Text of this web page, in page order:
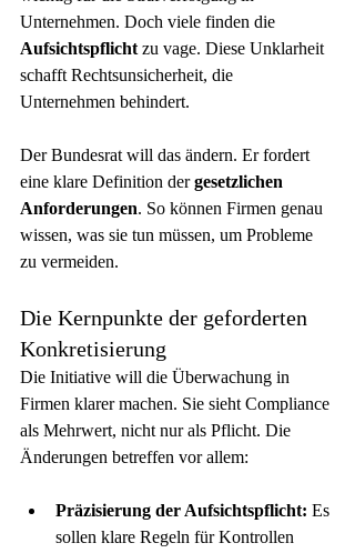
Unternehmen. Doch viele finden die
Aufsichtspflicht zu vage. Diese Unklarheit
schafft Rechtsunsicherheit, die
Unternehmen behindert.
Der Bundesrat will das ändern. Er fordert
eine klare Definition der gesetzlichen
Anforderungen. So können Firmen genau
wissen, was sie tun müssen, um Probleme
zu vermeiden.
Die Kernpunkte der geforderten
Konkretisierung
Die Initiative will die Überwachung in
Firmen klarer machen. Sie sieht Compliance
als Mehrwert, nicht nur als Pflicht. Die
Änderungen betreffen vor allem:
Präzisierung der Aufsichtspflicht: Es
sollen klare Regeln für Kontrollen